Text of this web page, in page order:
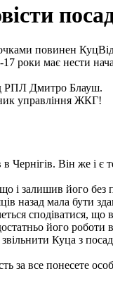
17 роки має нести
РПЛ Дмитро Блауш.
управління ЖКГ!
Він же і
і залишив його без
мала бути
сподіватися,
його роботи
Куца з
за все понесете